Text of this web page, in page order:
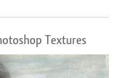
Textures